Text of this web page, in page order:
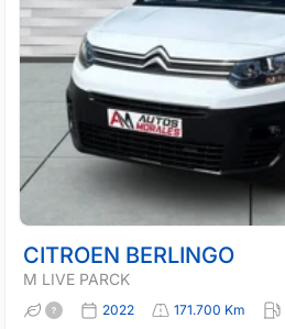
CITROEN BERLINGO
M LIVE PARCK
2022 171.700 Km